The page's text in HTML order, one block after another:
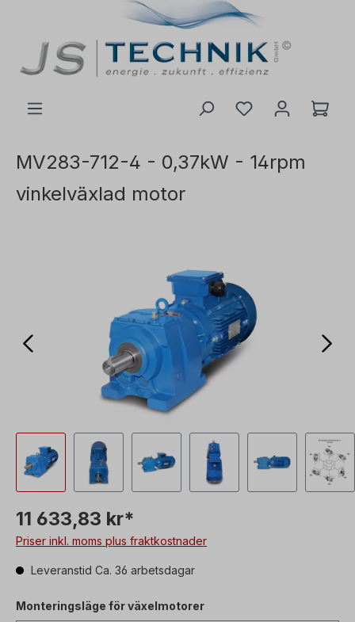
MV283-712-4 - 0,37kW - 14rpm
vinkelväxlad motor
11 633,83 kr*
Priser inkl. moms plus fraktkostnader
Leveranstid Ca. 36 arbetsdagar
Monteringsläge för växelmotorer